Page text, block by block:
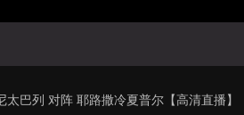
巴列 对阵 耶路撒冷夏普尔【高清直播】